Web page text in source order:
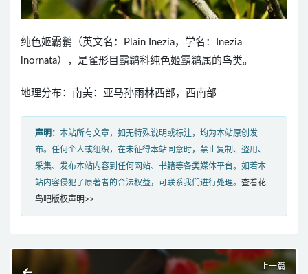
纯色姬霸鹟（英文名：Plain Inezia，学名：Inezia
inornata），是雀形目霸鹟科纯色姬霸鹟属的鸟类。
地理分布：南美：亚马孙雨林西部，西南部
声明： 本站所有文章，如无特殊说明或标注，均为本站原创发
布。任何个人或组织，在未征得本站同意时，禁止复制、盗用、
采集、发布本站内容到任何网站、书籍等各类媒体平台。如若本
站内容侵犯了原著者的合法权益，可联系我们进行处理。 查看花
鸟吧版权声明>>
上一篇